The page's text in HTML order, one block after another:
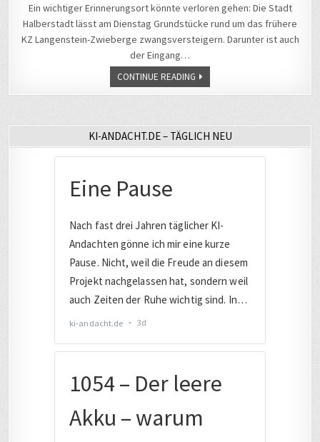
Ein wichtiger Erinnerungsort könnte verloren gehen: Die Stadt
Halberstadt lässt am Dienstag Grundstücke rund um das frühere
KZ Langenstein-Zwieberge zwangsversteigern. Darunter ist auch
der Eingang…
CONTINUE READING
KI-ANDACHT.DE – TÄGLICH NEU